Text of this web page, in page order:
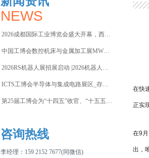
NEWS
2026成都国际工业博览会盛大开幕，西部智造“向绿向智”加速
中国工博会数控机床与金属加工展MWCS2026焕新而来，收官
2026RS机器人展招展启动 |2026机器人行业风向在哪？
ICTS工博会半导体与集成电路展区_存储芯片荒再升级，破局关
第25届工博会为“十四五”收官、“十五五”谋篇落下新型工业化
咨询热线
李经理： 159 2152 7677(同微信)
在快
正实
在9
出，